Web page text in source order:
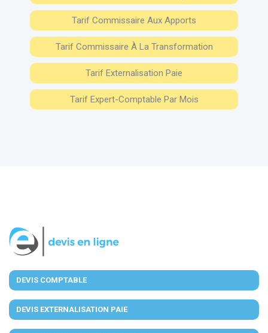
Tarif Commissaire Aux Apports
Tarif Commissaire À La Transformation
Tarif Externalisation Paie
Tarif Expert-Comptable Par Mois
DEVIS COMPTABLE
DEVIS EXTERNALISATION PAIE